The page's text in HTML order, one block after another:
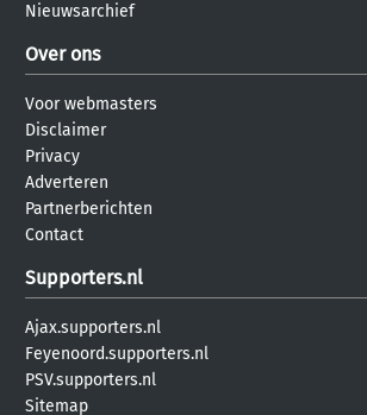
Nieuwsarchief
Over ons
Voor webmasters
Disclaimer
Privacy
Adverteren
Partnerberichten
Contact
Supporters.nl
Ajax.supporters.nl
Feyenoord.supporters.nl
PSV.supporters.nl
Sitemap